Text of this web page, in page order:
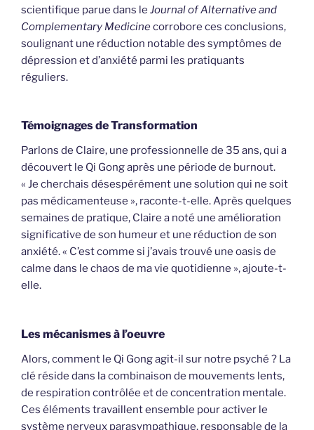
scientifique parue dans le Journal of Alternative and
Complementary Medicinecorrobore ces conclusions,
soulignant une réduction notable des symptômes de
dépression et d’anxiété parmi les pratiquants
réguliers.
Témoignages de Transformation
Parlons de Claire, une professionnelle de 35 ans, qui a
découvert le Qi Gong après une période de burnout.
« Je cherchais désespérément une solution qui ne soit
pas médicamenteuse », raconte-t-elle. Après quelques
semaines de pratique, Claire a noté une amélioration
significative de son humeur et une réduction de son
anxiété. « C’est comme si j’avais trouvé une oasis de
calme dans le chaos de ma vie quotidienne », ajoute-t-
elle.
Les mécanismes à l’oeuvre
Alors, comment le Qi Gong agit-il sur notre psyché ? La
clé réside dans la combinaison de mouvements lents,
de respiration contrôlée et de concentration mentale.
Ces éléments travaillent ensemble pour activer le
système nerveux parasympathique, responsable de la